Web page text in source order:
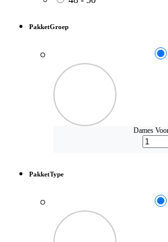
PakketGroep
Dames
PakketType